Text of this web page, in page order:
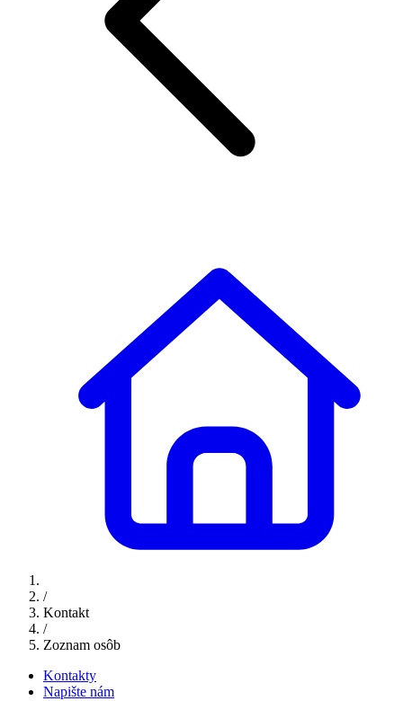
/
Kontakt
/
Zoznam osôb
Kontakty
Napište nám